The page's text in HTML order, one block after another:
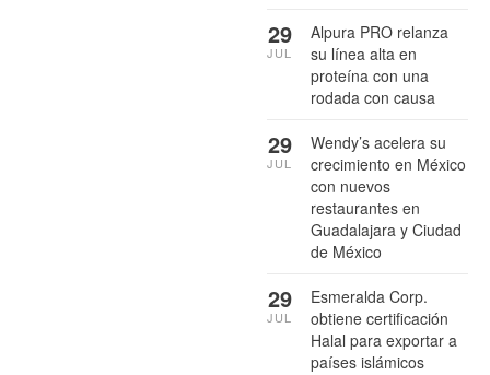
Alpura PRO relanza
su línea alta en
proteína con una
rodada con causa
29
JUL
Wendy’s acelera su
crecimiento en México
con nuevos
restaurantes en
Guadalajara y Ciudad
de México
29
JUL
Esmeralda Corp.
obtiene certificación
Halal para exportar a
países islámicos
29
JUL